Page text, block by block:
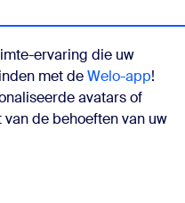
ervaring die uw
met deWelo-app!
avatars of
de behoeften van uw